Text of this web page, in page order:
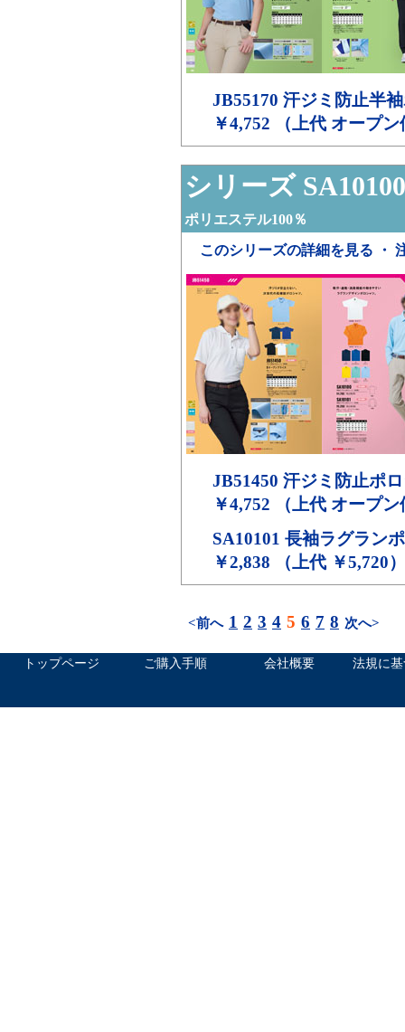
JB55170 汗ジミ防止半
￥4,752 （上代 オープ
シリーズ SA10100
ポリエステル100％
このシリーズの詳細を見る ・
JB51450 汗ジミ防止ポ
￥4,752 （上代 オープ
SA10101 長袖ラグラン
￥2,838 （上代 ￥5,720）
<前へ 1 2 3 4 5 6 7 8 次へ>
トップページ ご購入手順 会社概要 法規に